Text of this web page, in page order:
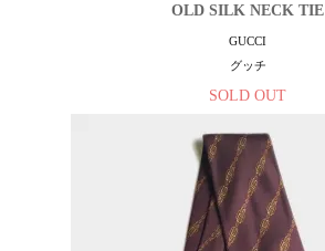
OLD SILK NECK TIE
GUCCI
グッチ
SOLD OUT